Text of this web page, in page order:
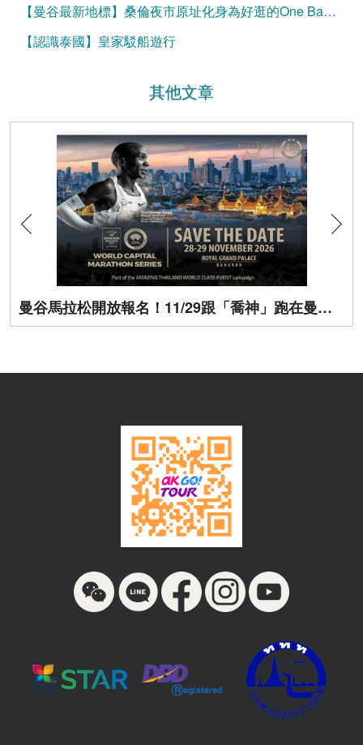
【曼谷最新地標】桑倫夜市原址化身為好逛的One Bangkok
【認識泰國】皇家駁船遊行
其他文章
曼谷馬拉松開放報名！11/29跟「喬神」跑在曼谷街頭